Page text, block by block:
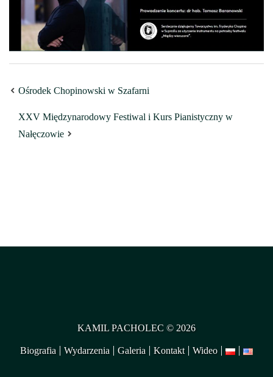
Ośrodek Chopinowski w Szafarni
XXV Międzynarodowy Festiwal i Kurs Pianistyczny w
Nałęczowie
KAMIL PACHOLEC © 2026
Biografia Wydarzenia Galeria Kontakt Wideo